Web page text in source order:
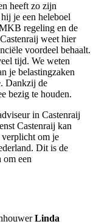
heeft zo zijn
je een heleboel
regeling en de
weet hier
voordeel behaalt.
tijd. We weten
je belastingzaken
Dankzij de
bezig te houden.
in Castenraij
Castenraij kan
om je
Dit is de
om een
Linda